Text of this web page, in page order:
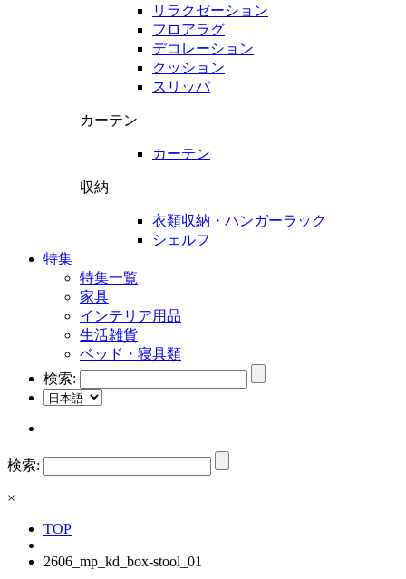
リラクゼーション
フロアラグ
デコレーション
クッション
スリッパ
カーテン
カーテン
収納
衣類収納・ハンガーラック
シェルフ
特集
特集一覧
家具
インテリア用品
生活雑貨
ベッド・寝具類
検索:
検索:
×
TOP
2606_mp_kd_box-stool_01